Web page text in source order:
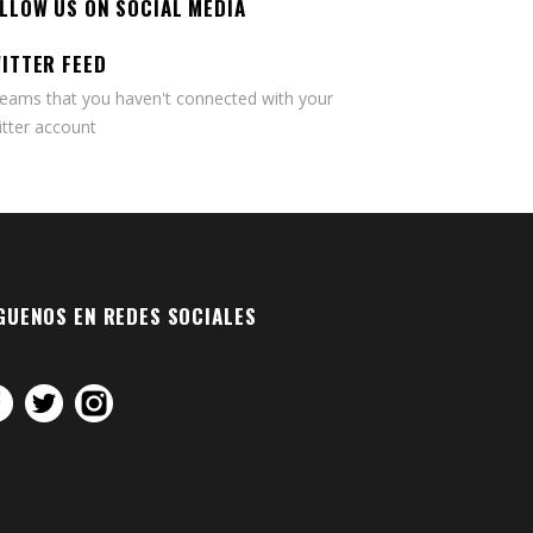
US ON SOCIAL MEDIA
FEED
that you haven't connected with your
account
EN REDES SOCIALES